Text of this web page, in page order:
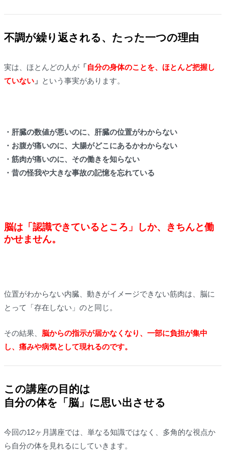
不調が繰り返される、たった一つの理由
実は、ほとんどの人が「自分の身体のことを、ほとんど把握し
ていない」 という事実があります。
・肝臓の数値が悪いのに、肝臓の位置がわからない
・お腹が痛いのに、大腸がどこにあるかわからない
・筋肉が痛いのに、その働きを知らない
・昔の怪我や大きな事故の記憶を忘れている
脳は「認識できているところ」しか、きちんと働
かせません。
位置がわからない内臓、動きがイメージできない筋肉は、脳に
とって「存在しない」のと同じ。
その結果、 脳からの指示が届かなくなり、一部に負担が集中
し、痛みや病気として現れるのです。
この講座の目的は
自分の体を「脳」に思い出させる
今回の12ヶ月講座では、単なる知識ではなく、多角的な視点か
ら自分の体を見れるにしていきます。